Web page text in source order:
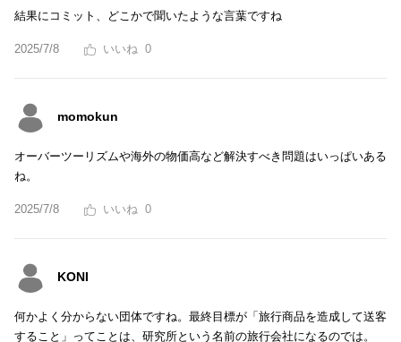
結果にコミット、どこかで聞いたような言葉ですね
2025/7/8 0
momokun
オーバーツーリズムや海外の物価高など解決すべき問題はいっぱいある
ね。
2025/7/8 0
KONI
何かよく分からない団体ですね。最終目標が「旅行商品を造成して送客
すること」ってことは、研究所という名前の旅行会社になるのでは。